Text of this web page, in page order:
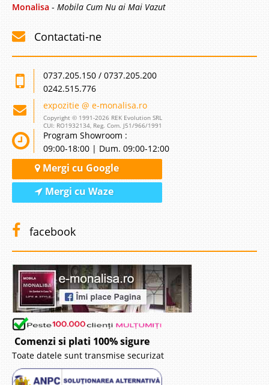
Monalisa - Mobila Cum Nu ai Mai Vazut
Contactati-ne
0737.205.150 / 0737.205.200
0242.515.776
expozitie @ e-monalisa.ro
Copyright © 1991-2026 REK Evolution SRL
CUI: RO1932134, Reg. Com. J51/966/1991
Program Showroom :
09:00-18:00 | Dum. 09:00-12:00
Mergi cu Google
Mergi cu Waze
facebook
Comenzi si plati 100% sigure
Toate datele sunt transmise securizat